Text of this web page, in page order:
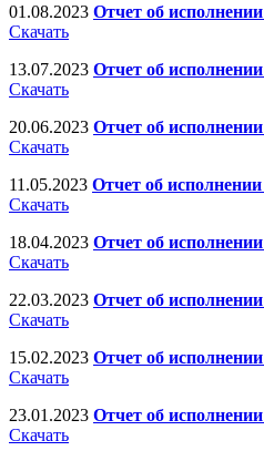
01.08.2023 Отчет об
Скачать
13.07.2023 Отчет об
Скачать
20.06.2023 Отчет об
Скачать
11.05.2023 Отчет об
Скачать
18.04.2023 Отчет об
Скачать
22.03.2023 Отчет об
Скачать
15.02.2023 Отчет об
Скачать
23.01.2023 Отчет об
Скачать